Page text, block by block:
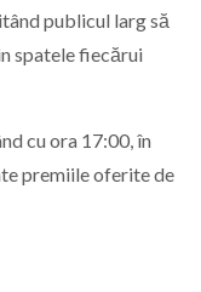
publicul larg să
spatele fiecărui
cu ora 17:00, în
premiile oferite de